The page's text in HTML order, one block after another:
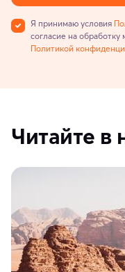
Я принимаю условия
согласие на
Политикой
Читайте в